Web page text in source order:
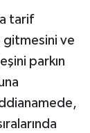
tarif
gitmesini ve
parkın